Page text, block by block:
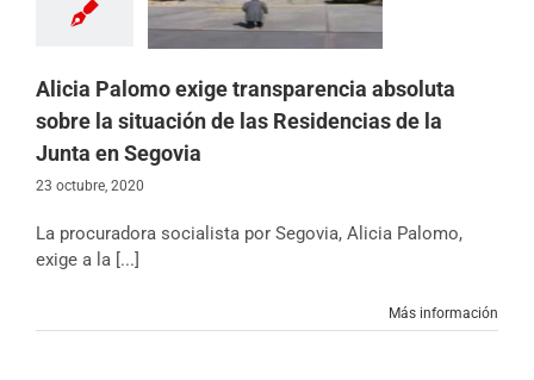
Alicia Palomo exige transparencia absoluta
sobre la situación de las Residencias de la
Junta en Segovia
23 octubre, 2020
La procuradora socialista por Segovia, Alicia Palomo,
exige a la [...]
Más información